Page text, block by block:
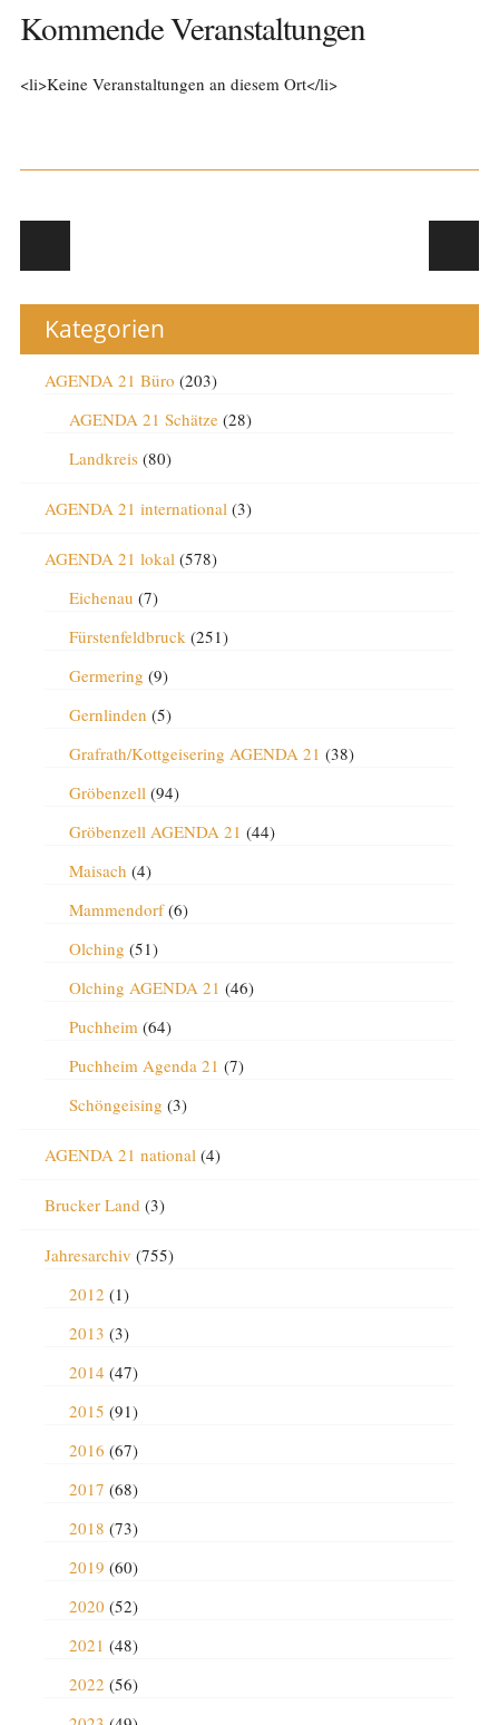
Kommende Veranstaltungen
<li>Keine Veranstaltungen an diesem Ort</li>
Post navigation
Kategorien
AGENDA 21 Büro (203)
AGENDA 21 Schätze(28)
Landkreis(80)
AGENDA 21 international(3)
AGENDA 21 lokal(578)
Eichenau (7)
Fürstenfeldbruck(251)
Germering (9)
Gernlinden (5)
Grafrath/Kottgeisering AGENDA 21 (38)
Gröbenzell(94)
Gröbenzell AGENDA 21 (44)
Maisach (4)
Mammendorf(6)
Olching (51)
Olching AGENDA 21 (46)
Puchheim(64)
Puchheim Agenda 21 (7)
Schöngeising (3)
AGENDA 21 national(4)
Brucker Land (3)
Jahresarchiv (755)
2012 (1)
2013 (3)
2014 (47)
2015 (91)
2016 (67)
2017 (68)
2018 (73)
2019 (60)
2020 (52)
2021 (48)
2022 (56)